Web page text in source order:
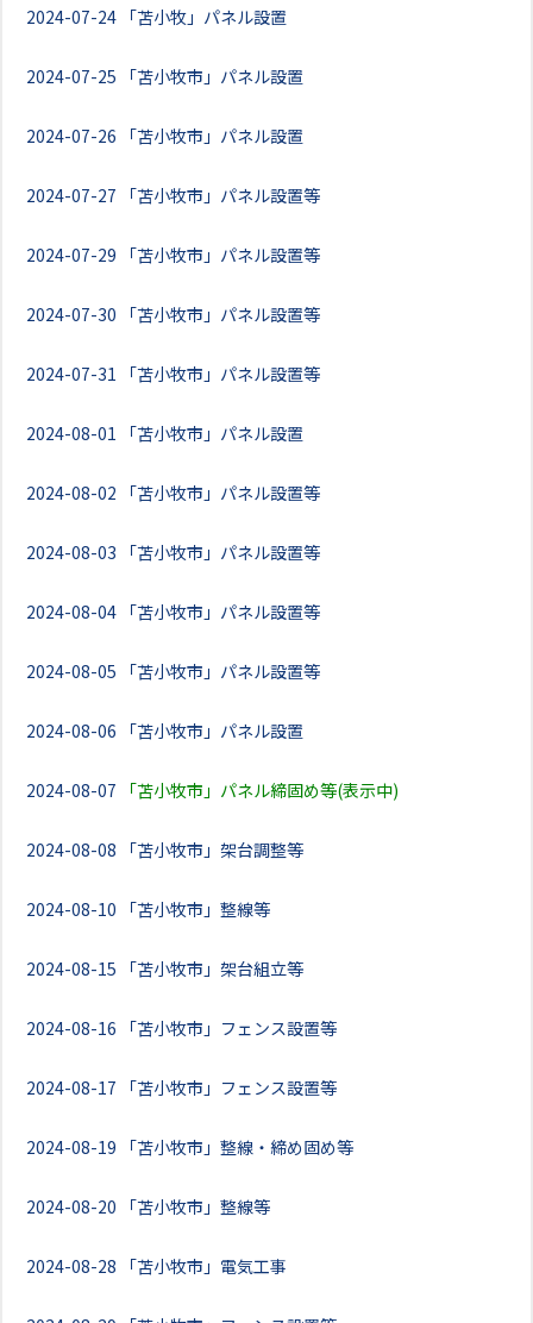
2024-07-24 「苫小牧」パネル設置
2024-07-25 「苫小牧市」パネル設置
2024-07-26 「苫小牧市」パネル設置
2024-07-27 「苫小牧市」パネル設置等
2024-07-29 「苫小牧市」パネル設置等
2024-07-30 「苫小牧市」パネル設置等
2024-07-31 「苫小牧市」パネル設置等
2024-08-01 「苫小牧市」パネル設置
2024-08-02 「苫小牧市」パネル設置等
2024-08-03 「苫小牧市」パネル設置等
2024-08-04 「苫小牧市」パネル設置等
2024-08-05 「苫小牧市」パネル設置等
2024-08-06 「苫小牧市」パネル設置
2024-08-07 「苫小牧市」パネル締固め等(表示中)
2024-08-08 「苫小牧市」架台調整等
2024-08-10 「苫小牧市」整線等
2024-08-15 「苫小牧市」架台組立等
2024-08-16 「苫小牧市」フェンス設置等
2024-08-17 「苫小牧市」フェンス設置等
2024-08-19 「苫小牧市」整線・締め固め等
2024-08-20 「苫小牧市」整線等
2024-08-28 「苫小牧市」電気工事